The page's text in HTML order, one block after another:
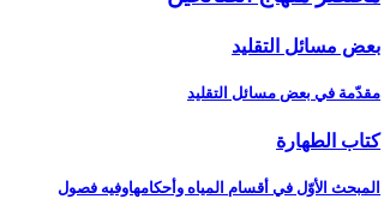
بعض مسائل التقليد
مقدّمة في بعض مسائل التقليد
كتاب الطهارة
المبحث الأوّل في أقسام المياه وأحكامهاوفيه فصول‏